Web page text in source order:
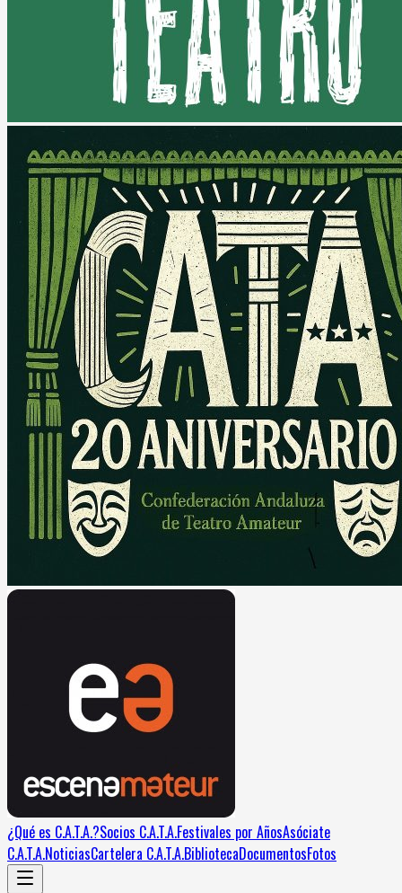
¿Qué es C.A.T.A.?Socios C.A.T.A.Festivales por AñosAsóciate
C.A.T.A.NoticiasCartelera C.A.T.A.BibliotecaDocumentosFotos